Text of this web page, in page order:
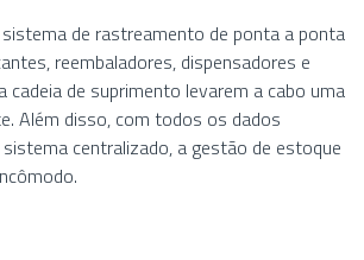
de rastreamento de ponta a ponta
reembaladores, dispensadores e
de suprimento levarem a cabo uma
Além disso, com todos os dados
centralizado, a gestão de estoque